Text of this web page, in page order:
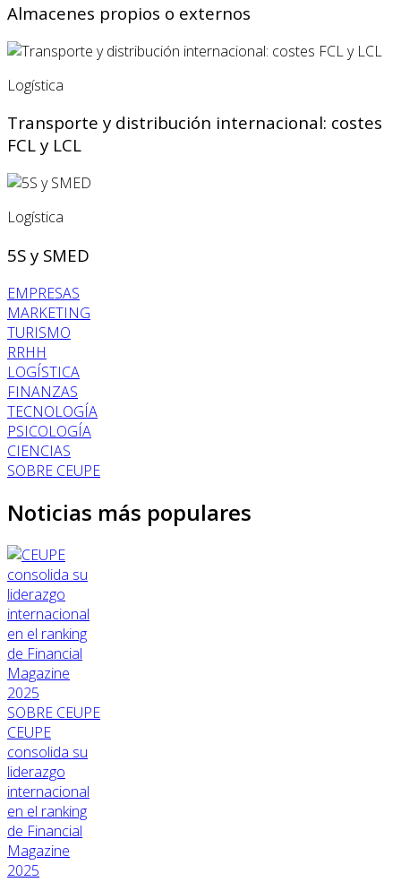
Almacenes propios o externos
Logística
Transporte y distribución internacional: costes
FCL y LCL
Logística
5S y SMED
EMPRESAS
MARKETING
TURISMO
RRHH
LOGÍSTICA
FINANZAS
TECNOLOGÍA
PSICOLOGÍA
CIENCIAS
SOBRE CEUPE
Noticias más populares
SOBRE CEUPE
CEUPE
consolida su
liderazgo
internacional
en el ranking
de Financial
Magazine
2025